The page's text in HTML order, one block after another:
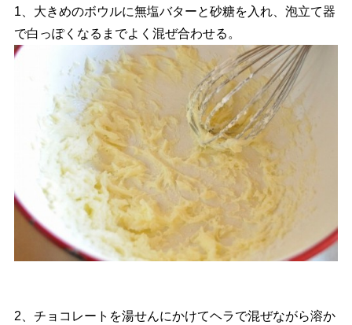
1、大きめのボウルに無塩バターと砂糖を入れ、泡立て器
で白っぽくなるまでよく混ぜ合わせる。
2、チョコレートを湯せんにかけてヘラで混ぜながら溶か